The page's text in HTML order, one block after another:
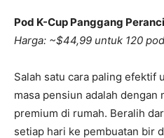
Pod K-Cup Panggang
Harga: ~$44,99 untuk 120 pod
Salah satu cara paling efektif
masa pensiun adalah dengan
premium di rumah. Beralih
setiap hari ke pembuatan bir